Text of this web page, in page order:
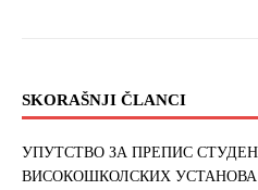
SKORAŠNJI ČLANCI
УПУТСТВО ЗА ПРЕПИС
ВИСОКОШКОЛСКИХ